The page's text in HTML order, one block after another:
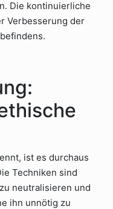
Die kontinuierliche
Verbesserung der
ist es durchaus
Techniken sind
neutralisieren und
ihn unnötig zu